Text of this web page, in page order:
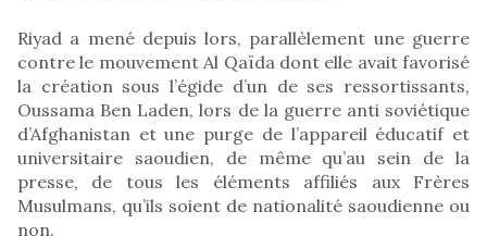
Riyad a mené depuis lors, parallèlement une guerre
contre le mouvement Al Qaïda dont elle avait favorisé
la création sous l’égide d’un de ses ressortissants,
Oussama Ben Laden, lors de la guerre anti soviétique
d’Afghanistan et une purge de l’appareil éducatif et
universitaire saoudien, de même qu’au sein de la
presse, de tous les éléments affiliés aux Frères
Musulmans, qu’ils soient de nationalité saoudienne ou
non.